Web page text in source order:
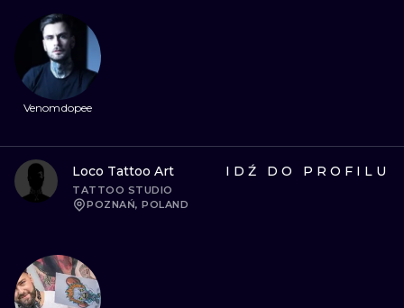
Venomdopee
Loco Tattoo Art
TATTOO STUDIO
POZNAŃ, POLAND
IDŹ DO PROFILU